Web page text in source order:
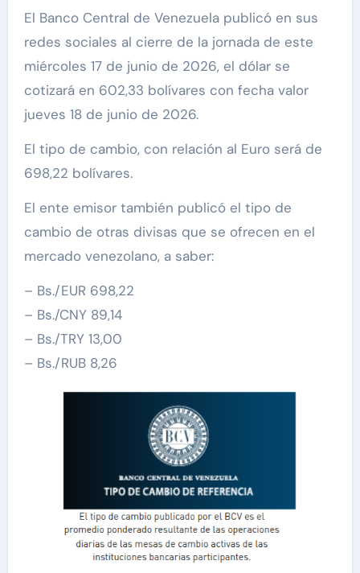
El Banco Central de Venezuela publicó en sus
redes sociales al cierre de la jornada de este
miércoles 17 de junio de 2026, el dólar se
cotizará en 602,33 bolívares con fecha valor
jueves 18 de junio de 2026.
El tipo de cambio, con relación al Euro será de
698,22 bolívares.
El ente emisor también publicó el tipo de
cambio de otras divisas que se ofrecen en el
mercado venezolano, a saber:
– Bs./EUR 698,22
– Bs./CNY 89,14
– Bs./TRY 13,00
– Bs./RUB 8,26